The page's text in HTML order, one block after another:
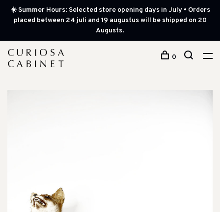
☀️ Summer Hours: Selected store opening days in July • Orders
placed between 24 juli and 19 augustus will be shipped on 20
Augusts.
0